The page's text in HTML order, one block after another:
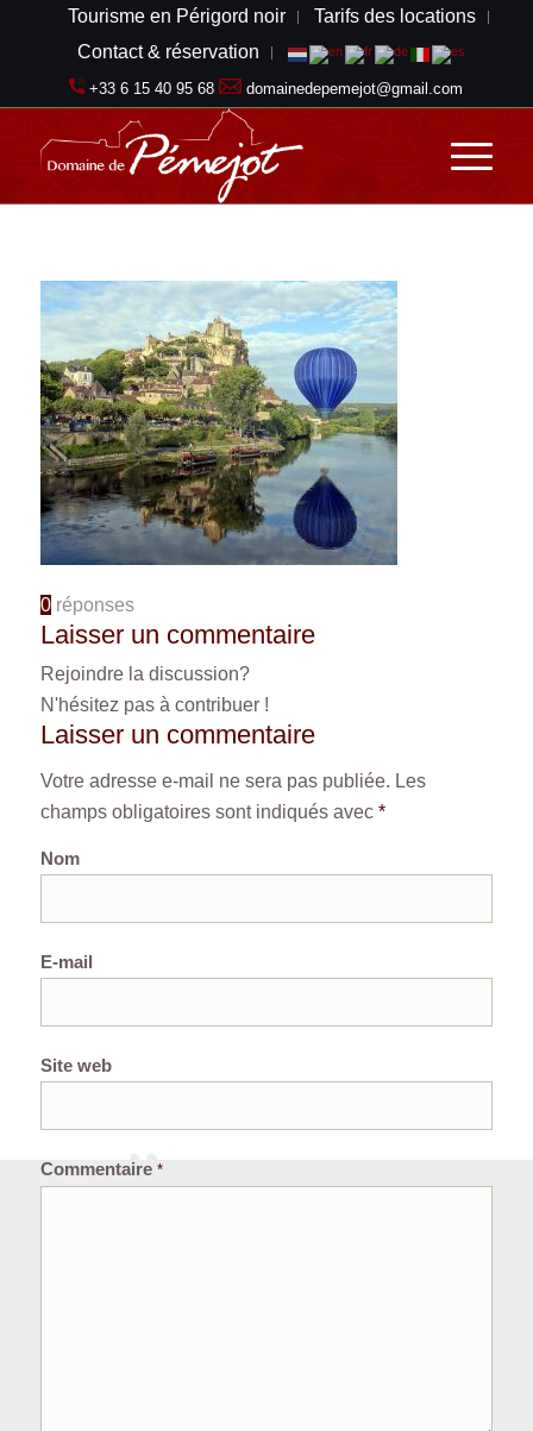
Tourisme en Périgord noir
Tarifs des locations
Contact & réservation
+33 6 15 40 95 68 domainedepemejot@gmail.com
0 réponses
Laisser un commentaire
Rejoindre la discussion?
N'hésitez pas à contribuer !
Laisser un commentaire
Votre adresse e-mail ne sera pas publiée. Les
champs obligatoires sont indiqués avec *
Nom
E-mail
Site web
Commentaire *